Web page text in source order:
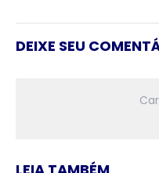
DEIXE SEU